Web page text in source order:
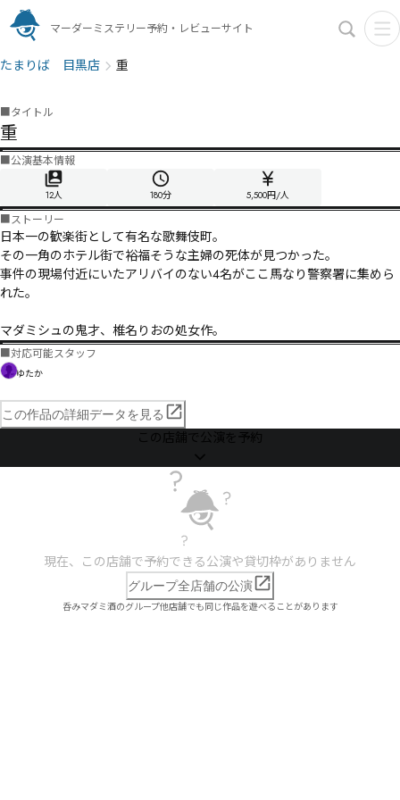
マーダーミステリー予約・レビューサイト
たまりば 目黒店 重
■タイトル
重
■公演基本情報
12人 180分 5,500円/人
■ストーリー
日本一の歓楽街として有名な歌舞伎町。
その一角のホテル街で裕福そうな主婦の死体が見つかった。
事件の現場付近にいたアリバイのない4名がここ馬なり警察署に集めら
れた。
■対応可能スタッフ
ゆたか
この作品の詳細データを見る
この店舗で公演を予約
現在、この店舗で予約できる公演や貸切枠がありません
グループ全店舗の公演
呑みマダミ酒のグループ他店舗でも同じ作品を遊べることがあります